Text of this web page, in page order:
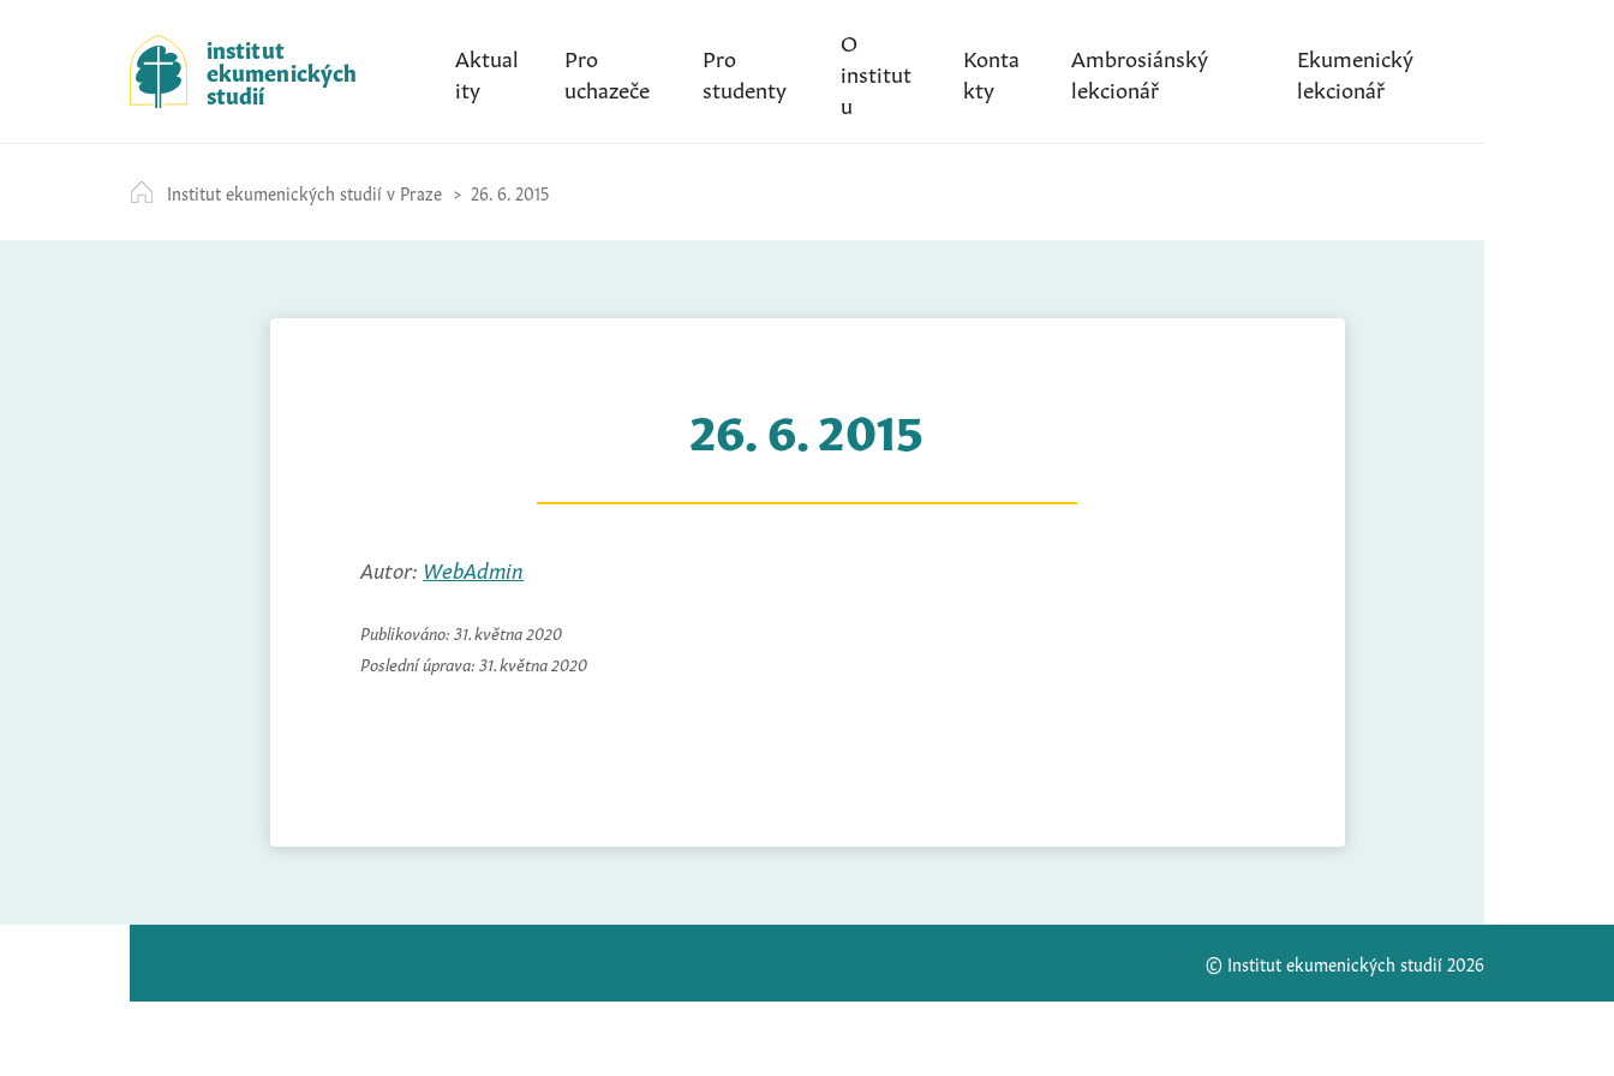
k
i
p
t
c
o
institut
ekumenických
studií
Aktual
ity
Pro
uchazeče
Pro
studenty
O
institut
u
Konta
kty
Ambrosiánský
lekcionář
Ekumenický
lekcionář
Institut ekumenických studií v Praze 26. 6. 2015
26. 6. 2015
Autor: WebAdmin
Publikováno: 31. května 2020
Poslední úprava: 31. května 2020
© Institut ekumenických studií 2026